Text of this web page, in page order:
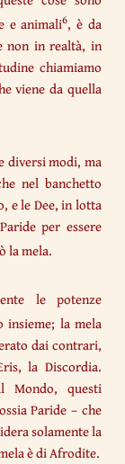
e animali6, è da
non in realtà, in
chiamiamo
viene da quella
diversi modi, ma
nel banchetto
e le Dee, in lotta
per essere
la mela.
le potenze
insieme; la mela
dai contrari,
la Discordia.
Mondo, questi
Paride – che
solamente la
è di Afrodite.